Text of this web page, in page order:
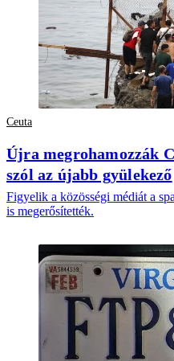
Ceuta
Újra megrohamozzák
szól az újabb gyülekező
Figyelik a közösségi médiát a
is megerősítették.